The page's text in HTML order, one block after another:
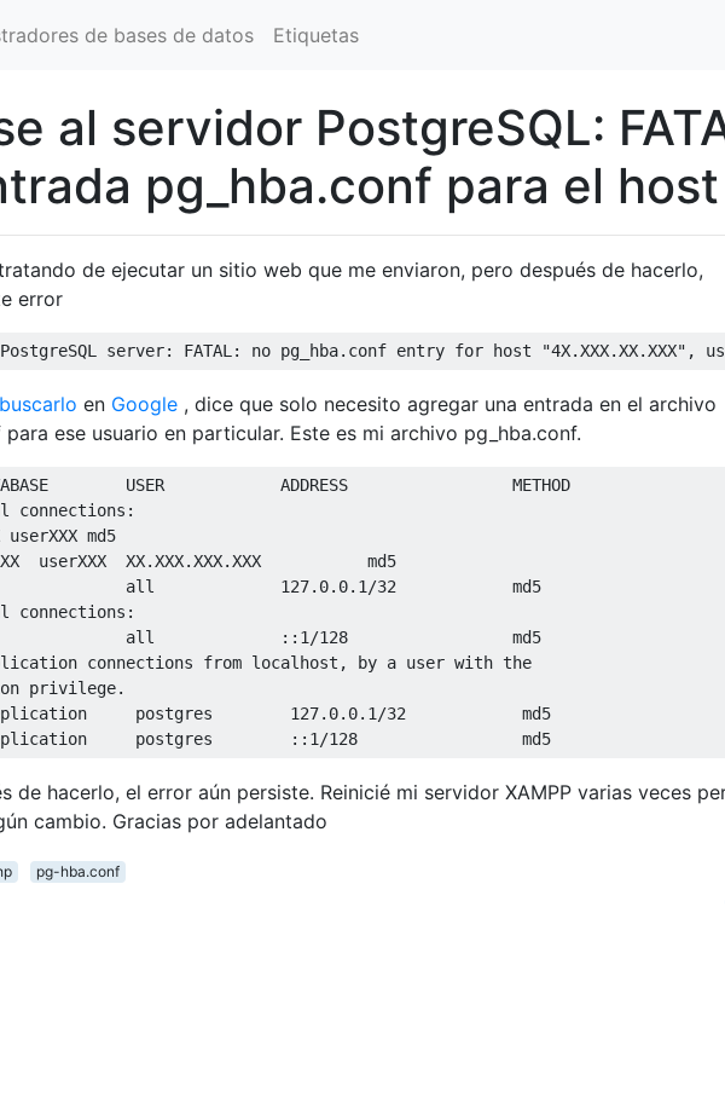
de bases de datos Etiquetas
al servidor PostgreSQL:
pg_hba.conf para el host
de ejecutar un sitio web que me enviaron, pero después de hacerlo,
error
server: FATAL : no pg_hba. conf entry for host "4X.XXX.XX.XXX" ,
buscarlo en Google , dice que solo necesito agregar una entrada en el archivo
para ese usuario en particular. Este es mi archivo pg_hba.conf.
connections :
md5
userXXX  XX.XXX.XXX.XXX           md5
all             all 127.0. 0.1 /32
connections :
all             all
:: 1 /128
connections from localhost , by a user with
privilege.
postgres 127.0. 0.1 /32
postgres :: 1 /128
                 md5
de hacerlo, el error aún persiste. Reinicié mi servidor XAMPP varias veces
cambio. Gracias por adelantado
pg-hba.conf